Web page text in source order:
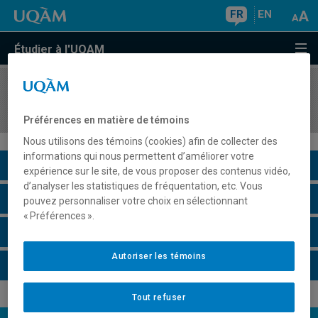
FR EN
Étudier à l'UQAM
COURS//
Description du cours
Horaire - Été 2026
Préférences en matière de témoins
Nous utilisons des témoins (cookies) afin de collecter des
informations qui nous permettent d’améliorer votre
expérience sur le site, de vous proposer des contenus vidéo,
d’analyser les statistiques de fréquentation, etc. Vous
pouvez personnaliser votre choix en sélectionnant
« Préférences ».
Tout refuser
Autoriser les témoins